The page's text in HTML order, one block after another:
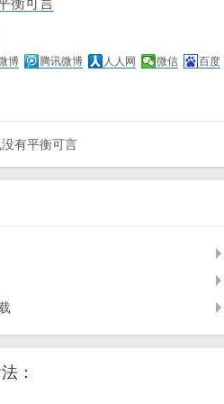
衡可言
博 腾讯微博 人人网 微信 百度
有平衡可言
：